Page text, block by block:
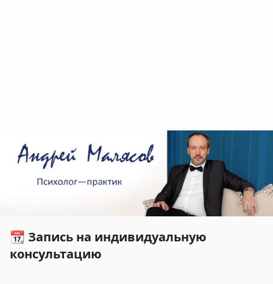
📆 Запись на индивидуальную
консультацию